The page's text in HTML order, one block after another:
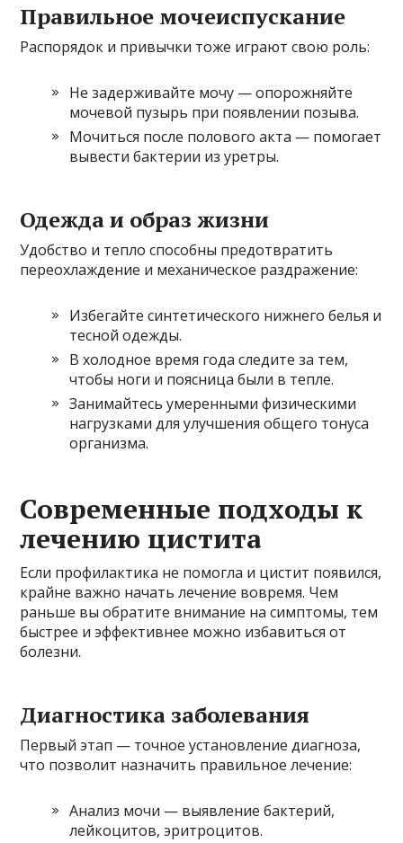
Правильное мочеиспускание
Распорядок и привычки тоже играют свою роль:
Не задерживайте мочу — опорожняйте
мочевой пузырь при появлении позыва.
Мочиться после полового акта — помогает
вывести бактерии из уретры.
Одежда и образ жизни
Удобство и тепло способны предотвратить
переохлаждение и механическое раздражение:
Избегайте синтетического нижнего белья и
тесной одежды.
В холодное время года следите за тем,
чтобы ноги и поясница были в тепле.
Занимайтесь умеренными физическими
нагрузками для улучшения общего тонуса
организма.
Современные подходы к
лечению цистита
Если профилактика не помогла и цистит появился,
крайне важно начать лечение вовремя. Чем
раньше вы обратите внимание на симптомы, тем
быстрее и эффективнее можно избавиться от
болезни.
Диагностика заболевания
Первый этап — точное установление диагноза,
что позволит назначить правильное лечение:
Анализ мочи — выявление бактерий,
лейкоцитов, эритроцитов.